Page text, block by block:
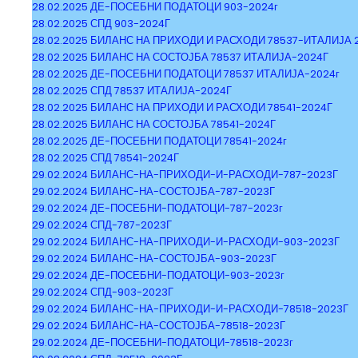
28.02.2025 ДЕ-ПОСЕБНИ ПОДАТОЦИ 903-2024г
28.02.2025 СПД 903-2024Г
28.02.2025 БИЛАНС НА ПРИХОДИ И РАСХОДИ 78537-ИТАЛИЈА
28.02.2025 БИЛАНС НА СОСТОЈБА 78537 ИТАЛИЈА-2024Г
28.02.2025 ДЕ-ПОСЕБНИ ПОДАТОЦИ 78537 ИТАЛИЈА-2024г
28.02.2025 СПД 78537 ИТАЛИЈА-2024Г
28.02.2025 БИЛАНС НА ПРИХОДИ И РАСХОДИ 78541-2024Г
28.02.2025 БИЛАНС НА СОСТОЈБА 78541-2024Г
28.02.2025 ДЕ-ПОСЕБНИ ПОДАТОЦИ 78541-2024г
28.02.2025 СПД 78541-2024Г
29.02.2024 БИЛАНС-НА-ПРИХОДИ-И-РАСХОДИ-787-2023Г
29.02.2024 БИЛАНС-НА-СОСТОЈБА-787-2023Г
29.02.2024 ДЕ-ПОСЕБНИ-ПОДАТОЦИ-787-2023г
29.02.2024 СПД-787-2023Г
29.02.2024 БИЛАНС-НА-ПРИХОДИ-И-РАСХОДИ-903-2023Г
29.02.2024 БИЛАНС-НА-СОСТОЈБА-903-2023Г
29.02.2024 ДЕ-ПОСЕБНИ-ПОДАТОЦИ-903-2023г
29.02.2024 СПД-903-2023Г
29.02.2024 БИЛАНС-НА-ПРИХОДИ-И-РАСХОДИ-78518-2023Г
29.02.2024 БИЛАНС-НА-СОСТОЈБА-78518-2023Г
29.02.2024 ДЕ-ПОСЕБНИ-ПОДАТОЦИ-78518-2023г